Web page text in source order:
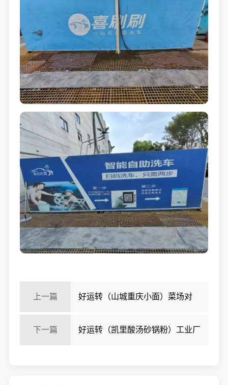
上一篇 好运转（山城重庆小面）菜场对
面、美食街面馆转让
下一篇 好运转（凯里酸汤砂锅粉）工业厂